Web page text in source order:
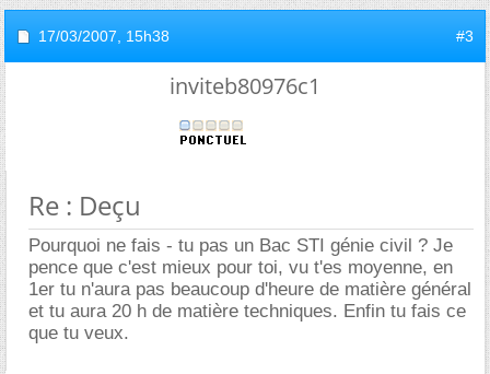
17/03/2007, 15h38 #3
inviteb80976c1
Re : Deçu
Pourquoi ne fais - tu pas un Bac STI génie civil ? Je
pence que c'est mieux pour toi, vu t'es moyenne, en
1er tu n'aura pas beaucoup d'heure de matière général
et tu aura 20 h de matière techniques. Enfin tu fais ce
que tu veux.